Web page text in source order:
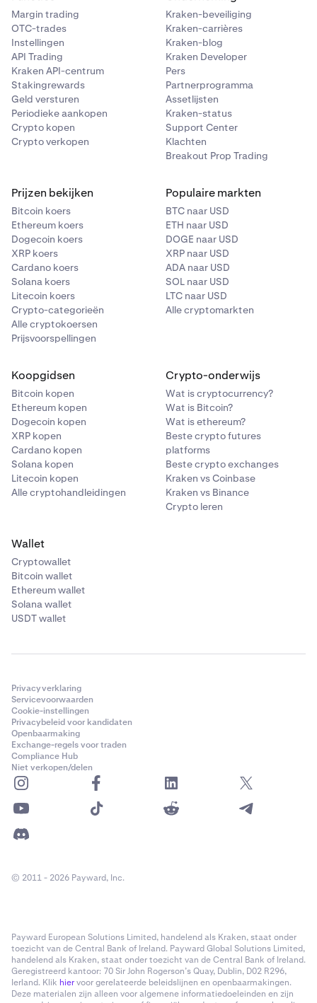
Margin trading
OTC-trades
Instellingen
API Trading
Kraken API-centrum
Stakingrewards
Geld versturen
Periodieke aankopen
Crypto kopen
Crypto verkopen
Kraken-beveiliging
Kraken-carrières
Kraken-blog
Kraken Developer
Pers
Partnerprogramma
Assetlijsten
Kraken-status
Support Center
Klachten
Breakout Prop Trading
Prijzen bekijken
Bitcoin koers
Ethereum koers
Dogecoin koers
XRP koers
Cardano koers
Solana koers
Litecoin koers
Crypto-categorieën
Alle cryptokoersen
Prijsvoorspellingen
Populaire markten
BTC naar USD
ETH naar USD
DOGE naar USD
XRP naar USD
ADA naar USD
SOL naar USD
LTC naar USD
Alle cryptomarkten
Koopgidsen
Bitcoin kopen
Ethereum kopen
Dogecoin kopen
XRP kopen
Cardano kopen
Solana kopen
Litecoin kopen
Alle cryptohandleidingen
Crypto-onderwijs
Wat is cryptocurrency?
Wat is Bitcoin?
Wat is ethereum?
Beste crypto futures
platforms
Beste crypto exchanges
Kraken vs Coinbase
Kraken vs Binance
Crypto leren
Wallet
Cryptowallet
Bitcoin wallet
Ethereum wallet
Solana wallet
USDT wallet
Privacyverklaring
Servicevoorwaarden
Cookie-instellingen
Privacybeleid voor kandidaten
Openbaarmaking
Exchange-regels voor traden
Compliance Hub
Niet verkopen/delen
© 2011 - 2026 Payward, Inc.
Payward European Solutions Limited, handelend als Kraken, staat onder
toezicht van de Central Bank of Ireland. Payward Global Solutions Limited,
handelend als Kraken, staat onder toezicht van de Central Bank of Ireland.
Geregistreerd kantoor: 70 Sir John Rogerson’s Quay, Dublin, D02 R296,
Ierland. Klik hiervoor gerelateerde beleidslijnen en openbaarmakingen.
Deze materialen zijn alleen voor algemene informatiedoeleinden en zijn